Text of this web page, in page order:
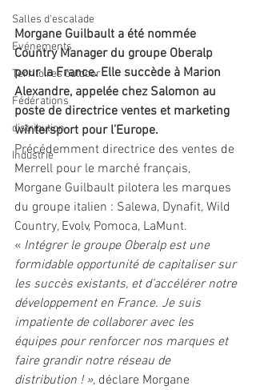
Salles d'escalade
Evénements
Territoires outdoor
Fédérations
distribution
Industrie
Morgane Guilbault a été nommée
Country Manager du groupe Oberalp
pour la France. Elle succède à Marion
Alexandre, appelée chez Salomon au
poste de directrice ventes et marketing
wintersport pour l’Europe.
Précédemment directrice des ventes de
Merrell pour le marché français,
Morgane Guilbault pilotera les marques
du groupe italien : Salewa, Dynafit, Wild
Country, Evolv, Pomoca, LaMunt.
« Intégrer le groupe Oberalp est une
formidable opportunité de capitaliser sur
les succès existants, et d’accélérer notre
développement en France. Je suis
impatiente de collaborer avec les
équipes pour renforcer nos marques et
faire grandir notre réseau de
distribution ! », déclare Morgane